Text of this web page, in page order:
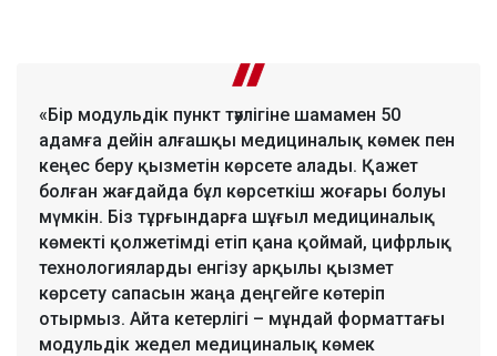
«Бір модульдік пункт тәулігіне шамамен 50
адамға дейін алғашқы медициналық көмек пен
кеңес беру қызметін көрсете алады. Қажет
болған жағдайда бұл көрсеткіш жоғары болуы
мүмкін. Біз тұрғындарға шұғыл медициналық
көмекті қолжетімді етіп қана қоймай, цифрлық
технологияларды енгізу арқылы қызмет
көрсету сапасын жаңа деңгейге көтеріп
отырмыз. Айта кетерлігі – мұндай форматтағы
модульдік жедел медициналық көмек